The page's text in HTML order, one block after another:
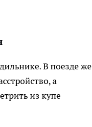
В поезде же
а
из купе